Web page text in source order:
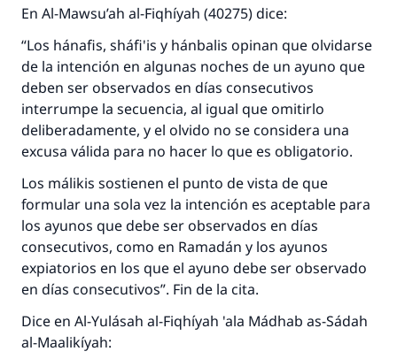
En Al-Mawsu’ah al-Fiqhíyah (40275) dice:
“Los hánafis, sháfi'is y hánbalis opinan que olvidarse
de la intención en algunas noches de un ayuno que
deben ser observados en días consecutivos
interrumpe la secuencia, al igual que omitirlo
deliberadamente, y el olvido no se considera una
excusa válida para no hacer lo que es obligatorio.
Los málikis sostienen el punto de vista de que
formular una sola vez la intención es aceptable para
los ayunos que debe ser observados en días
consecutivos, como en Ramadán y los ayunos
expiatorios en los que el ayuno debe ser observado
en días consecutivos”. Fin de la cita.
Dice en Al-Yulásah al-Fiqhíyah 'ala Mádhab as-Sádah
al-Maalikíyah:
La respuesta no. 110845 salvó un
matrimonio.
Desde la Q hasta la A, su contribución ayuda a